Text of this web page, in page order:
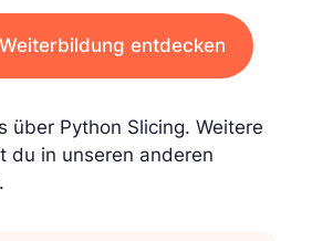
entdecken
über Python Slicing. Weitere
du in unseren anderen